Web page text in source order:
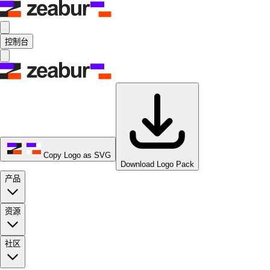
控制台
Copy Logo as SVG
Download Logo Pack
产品
资源
社区